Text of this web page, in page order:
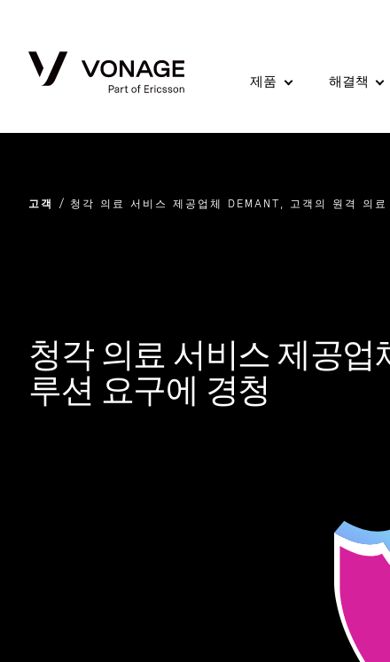
제품 해결책
고객 청각 의료 서비스 제공업체 DEMANT, 고객의 원격 의
청각 의료 서비스 제공
루션 요구에 경청